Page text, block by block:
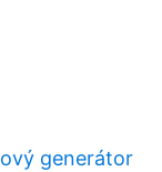
generátor